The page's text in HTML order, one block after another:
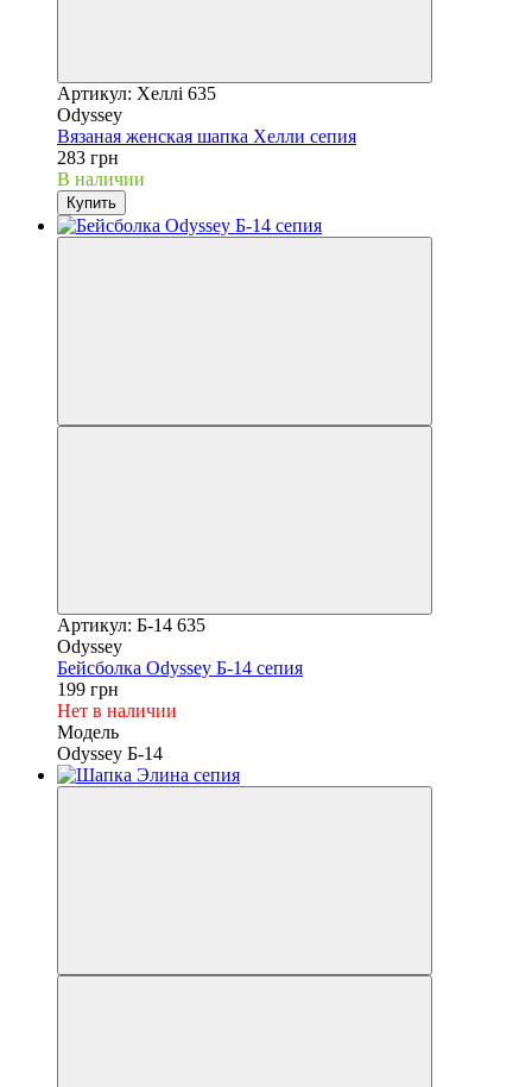
Артикул: Хеллі 635
Odyssey
Вязаная женская шапка Хелли сепия
283 грн
В наличии
Купить
Артикул: Б-14 635
Odyssey
Бейсболка Odyssey Б-14 сепия
199 грн
Нет в наличии
Модель
Odyssey Б-14